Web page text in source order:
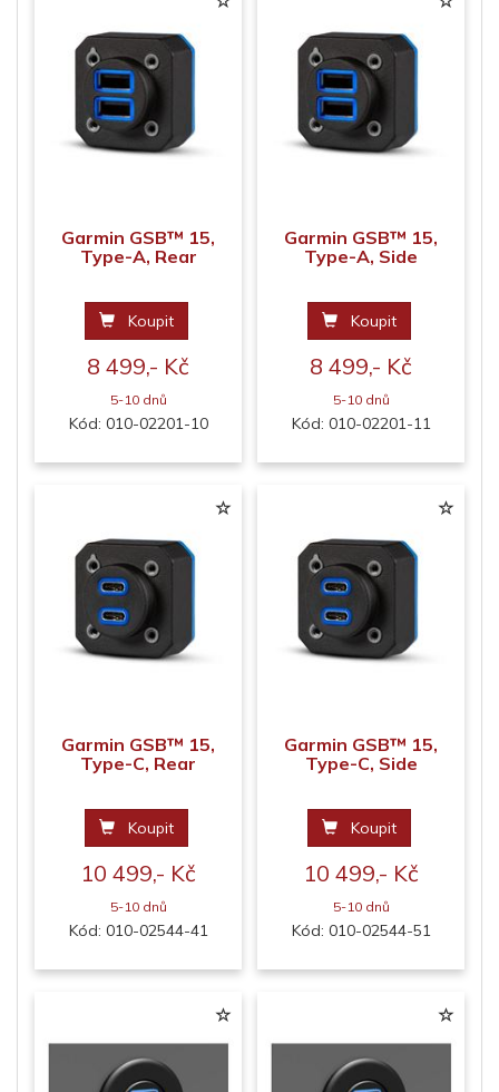
Garmin GSB™ 15,
Type-A, Rear
Koupit
8 499,- Kč
5-10 dnů
Kód: 010-02201-10
Garmin GSB™ 15,
Type-A, Side
Koupit
8 499,- Kč
5-10 dnů
Kód: 010-02201-11
Garmin GSB™ 15,
Type-C, Rear
Koupit
10 499,- Kč
5-10 dnů
Kód: 010-02544-41
Garmin GSB™ 15,
Type-C, Side
Koupit
10 499,- Kč
5-10 dnů
Kód: 010-02544-51